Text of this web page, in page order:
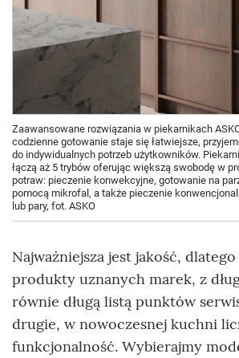
Zaawansowane rozwiązania w piekarnikach
codzienne gotowanie staje się łatwiejsze,
do indywidualnych potrzeb użytkowników.
łączą aż 5 trybów oferując większą swobodę w
potraw: pieczenie konwekcyjne, gotowanie na
pomocą mikrofal, a także pieczenie
lub pary, fot. ASKO
Najważniejsza jest jakość,
produkty uznanych marek, z
równie długą listą punktów
drugie, w nowoczesnej kuchni
funkcjonalność. Wybierajmy